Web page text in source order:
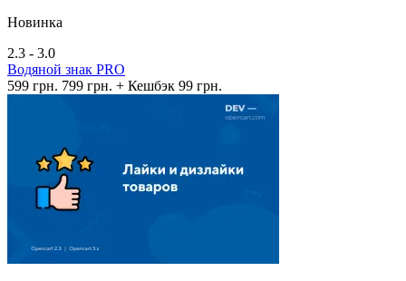
Новинка
2.3 - 3.0
Водяной знак PRO
599 грн. 799 грн. + Кешбэк 99 грн.